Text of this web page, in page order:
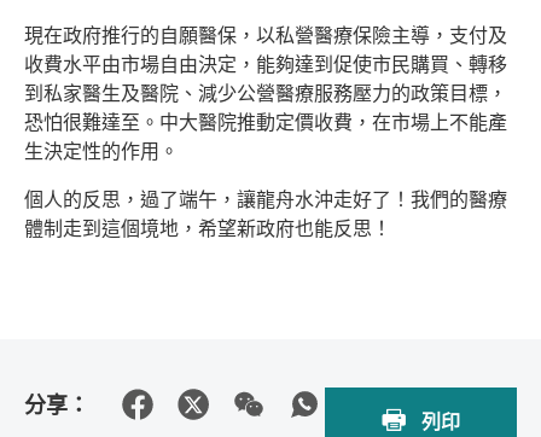
現在政府推行的自願醫保，以私營醫療保險主導，支付及
收費水平由市場自由決定，能夠達到促使市民購買、轉移
到私家醫生及醫院、減少公營醫療服務壓力的政策目標，
恐怕很難達至。中大醫院推動定價收費，在市場上不能產
生決定性的作用。
個人的反思，過了端午，讓龍舟水沖走好了！我們的醫療
體制走到這個境地，希望新政府也能反思！
分享：
列印